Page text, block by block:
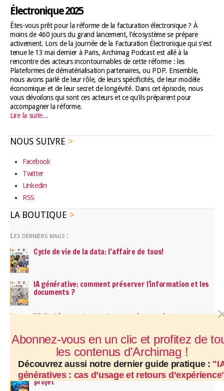
Abonnez-vous en un clic et profitez de
les contenus d'Archimag !
Découvrez aussi notre dernier guide pratique : "
génératives : cas d’usage et retours
Électronique 2025
Êtes-vous prêt pour la réforme de la facturation électronique ? À
moins de 460 jours du grand lancement, l’écosystème se prépare
activement. Lors de la Journée de la Facturation Électronique qui s'est
tenue le 13 mai dernier à Paris, Archimag Podcast est allé à la
rencontre des acteurs incontournables de cette réforme : les
Plateformes de dématérialisation partenaires, ou PDP. Ensemble,
nous avons parlé de leur rôle, de leurs spécificités, de leur modèle
économique et de leur secret de longévité. Dans cet épisode, nous
vous dévoilons qui sont ces acteurs et ce qu'ils préparent pour
accompagner la réforme.
Lire la suite...
NOUS SUIVRE
Facebook
Twitter
Linkedin
RSS
LA BOUTIQUE
Les derniers mags :
Cycle de vie de la data: l’affaire de tous!
IA générative: comment préserver l'information et les
documents ?
Bibliothèques : les tendances qui pourraient
Les derniers guides :
Archivage électronique : conduire et pérenniser son
projet